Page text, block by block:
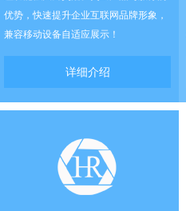
优势，快速提升企业互联网品牌形象，
兼容移动设备自适应展示！
详细介绍